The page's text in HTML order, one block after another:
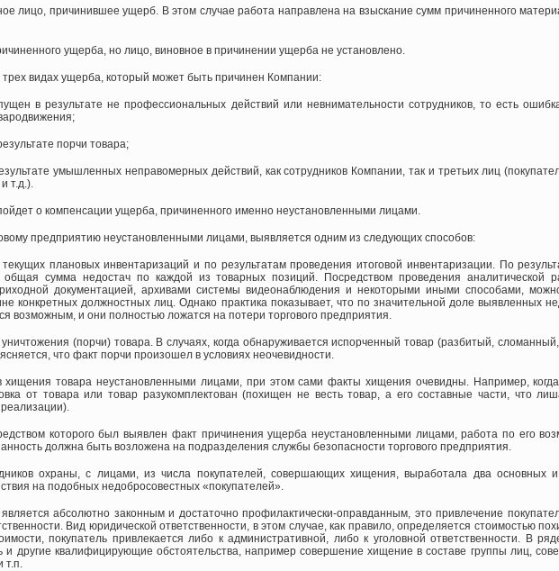
лицо, причинившее ущерб. В этом случае работа направлена на взыскание сумм причиненного
ущерба, но лицо, виновное в причинении ущерба не установлено.
трех видах ущерба, который может быть причинен Компании:
в результате не профессиональных действий или невнимательности сотрудников, то есть
порчи товара;
умышленных неправомерных действий, как сотрудников Компании, так и третьих лиц
т.д.).
о компенсации ущерба, причиненного именно неустановленными лицами.
предприятию неустановленными лицами, выявляется одним из следующих способов:
плановых инвентаризаций и по результатам проведения итоговой инвентаризации. По
общая сумма недостач по каждой из товарных позиций. Посредством проведения аналитической
документацией, архивами системы видеонаблюдения и некоторыми иными способами,
конкретных должностных лиц. Однако практика показывает, что по значительной доле выявленных
возможным, и они полностью ложатся на потери торгового предприятия.
(порчи) товара. В случаях, когда обнаруживается испорченный товар (разбитый,
что факт порчи произошел в условиях неочевидности.
товара неустановленными лицами, при этом сами факты хищения очевидны. Например,
от товара или товар разукомплектован (похищен не весть товар, а его составные части, что
которого был выявлен факт причинения ущерба неустановленными лицами, работа по его
должна быть возложена на подразделения службы безопасности торгового предприятия.
охраны, с лицами, из числа покупателей, совершающих хищения, выработала два основных
на подобных недобросовестных «покупателей».
абсолютно законным и достаточно профилактически-оправданным, это привлечение
Вид юридической ответственности, в этом случае, как правило, определяется стоимостью
покупатель привлекается либо к административной, либо к уголовной ответственности. В
и другие квалифицирующие обстоятельства, например совершение хищение в составе группы лиц,
т.п.